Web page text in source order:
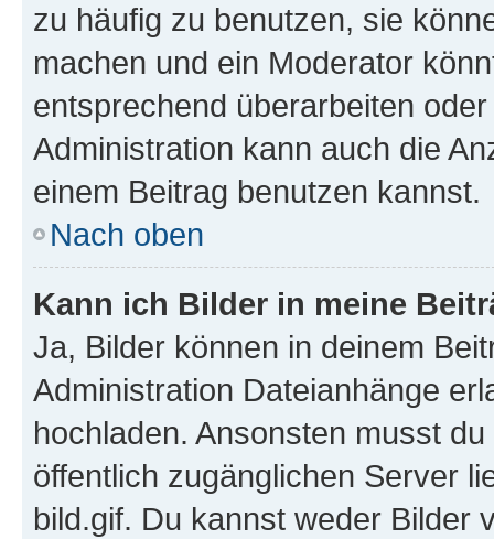
zu häufig zu benutzen, sie
machen und ein Moderator
entsprechend überarbeiten
Administration kann auch die
einem Beitrag benutzen kannst.
Nach oben
Kann ich Bilder in meine
Ja, Bilder können in deinem
Administration Dateianhänge
hochladen. Ansonsten musst
öffentlich zugänglichen Server
bild.gif. Du kannst weder Bilder